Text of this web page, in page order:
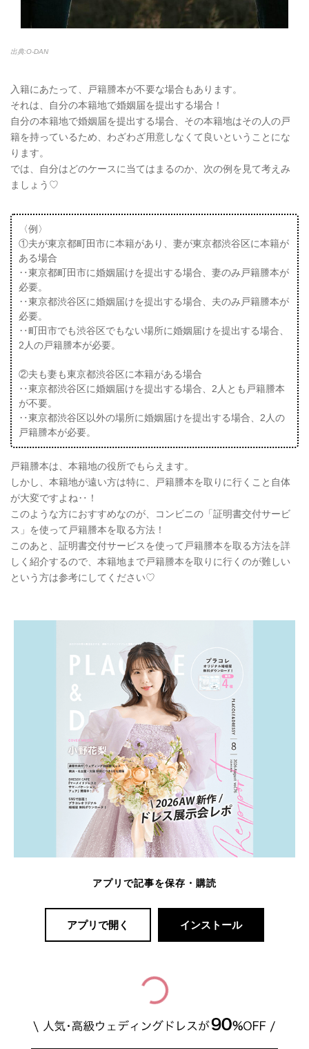
出典:O-DAN
入籍にあたって、戸籍謄本が不要な場合もあります。
それは、自分の本籍地で婚姻届を提出する場合！
自分の本籍地で婚姻届を提出する場合、その本籍地はその人の戸
籍を持っているため、わざわざ用意しなくて良いということにな
ります。
では、自分はどのケースに当てはまるのか、次の例を見て考えみ
ましょう♡
〈例〉
①夫が東京都町田市に本籍があり、妻が東京都渋谷区に本籍が
ある場合
‥東京都町田市に婚姻届けを提出する場合、妻のみ戸籍謄本が
必要。
‥東京都渋谷区に婚姻届けを提出する場合、夫のみ戸籍謄本が
必要。
‥町田市でも渋谷区でもない場所に婚姻届けを提出する場合、
2人の戸籍謄本が必要。
②夫も妻も東京都渋谷区に本籍がある場合
‥東京都渋谷区に婚姻届けを提出する場合、2人とも戸籍謄本
が不要。
‥東京都渋谷区以外の場所に婚姻届けを提出する場合、2人の
戸籍謄本が必要。
戸籍謄本は、本籍地の役所でもらえます。
しかし、本籍地が遠い方は特に、戸籍謄本を取りに行くこと自体
が大変ですよね‥！
このような方におすすめなのが、コンビニの「証明書交付サービ
ス」を使って戸籍謄本を取る方法！
このあと、証明書交付サービスを使って戸籍謄本を取る方法を詳
しく紹介するので、本籍地まで戸籍謄本を取りに行くのが難しい
という方は参考にしてください♡
アプリで記事を保存・購読
アプリで開く インストール